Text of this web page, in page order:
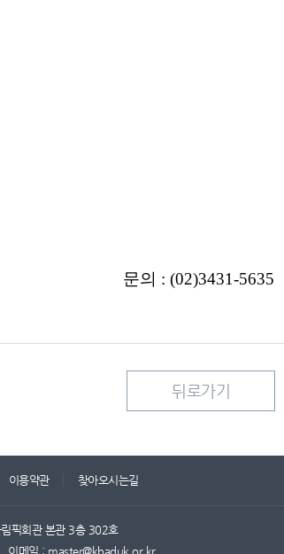
문의 : (02)3431-5635
뒤로가기
이용약관 찾아오시는길
픽회관 본관 3층 302호
이메일 : master@kbaduk.or.kr